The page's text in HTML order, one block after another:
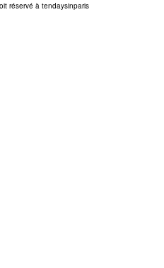
réservé à tendaysinparis